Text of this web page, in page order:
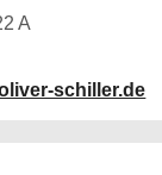
A
schiller.de